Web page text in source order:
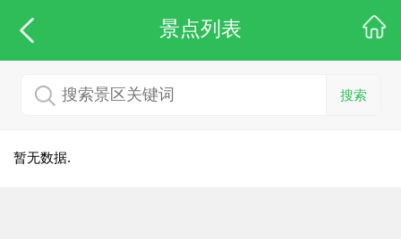
景点列表
搜索
暂无数据.